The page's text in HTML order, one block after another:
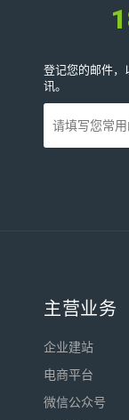
登记您的邮件，
讯。
主营业务
企业建站
电商平台
微信公众号